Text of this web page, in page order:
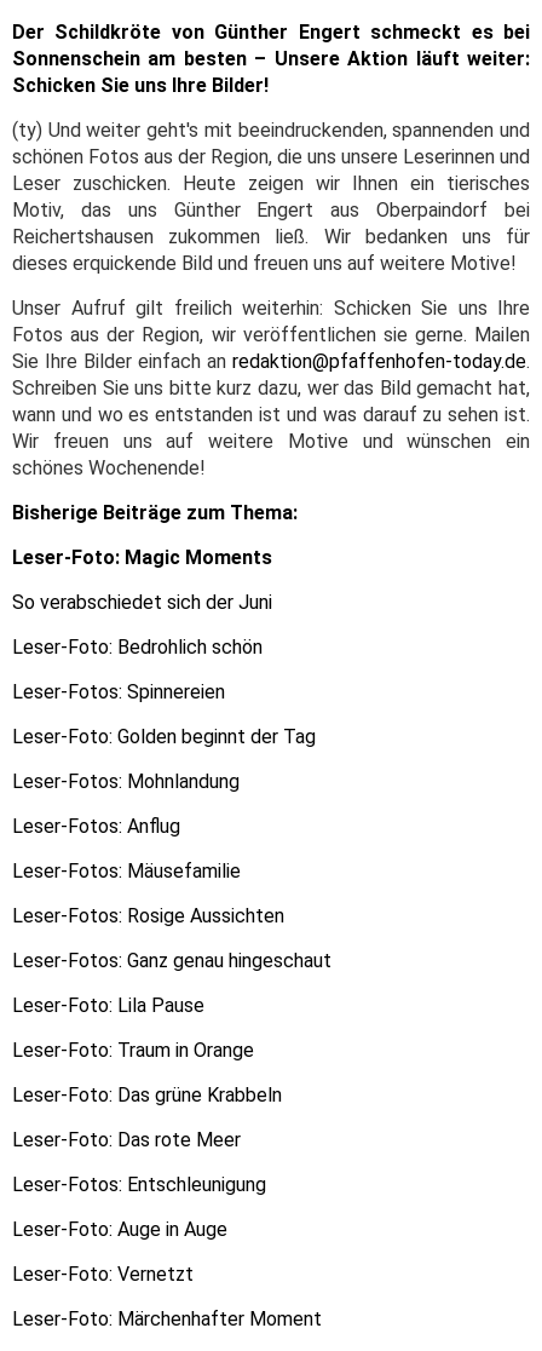
Der Schildkröte von Günther Engert schmeckt es bei
Sonnenschein am besten – Unsere Aktion läuft weiter:
Schicken Sie uns Ihre Bilder!
(ty) Und weiter geht's mit beeindruckenden, spannenden und
schönen Fotos aus der Region, die uns unsere Leserinnen und
Leser zuschicken. Heute zeigen wir Ihnen ein tierisches
Motiv, das uns Günther Engert aus Oberpaindorf bei
Reichertshausen zukommen ließ. Wir bedanken uns für
dieses erquickende Bild und freuen uns auf weitere Motive!
Unser Aufruf gilt freilich weiterhin: Schicken Sie uns Ihre
Fotos aus der Region, wir veröffentlichen sie gerne. Mailen
Sie Ihre Bilder einfach an redaktion@pfaffenhofen-today.de.
Schreiben Sie uns bitte kurz dazu, wer das Bild gemacht hat,
wann und wo es entstanden ist und was darauf zu sehen ist.
Wir freuen uns auf weitere Motive und wünschen ein
schönes Wochenende!
Bisherige Beiträge zum Thema:
Leser-Foto: Magic Moments
So verabschiedet sich der Juni
Leser-Foto: Bedrohlich schön
Leser-Fotos: Spinnereien
Leser-Foto: Golden beginnt der Tag
Leser-Fotos: Mohnlandung
Leser-Fotos: Anflug
Leser-Fotos: Mäusefamilie
Leser-Fotos: Rosige Aussichten
Leser-Fotos: Ganz genau hingeschaut
Leser-Foto: Lila Pause
Leser-Foto: Traum in Orange
Leser-Foto: Das grüne Krabbeln
Leser-Foto: Das rote Meer
Leser-Fotos: Entschleunigung
Leser-Foto: Auge in Auge
Leser-Foto: Vernetzt
Leser-Foto: Märchenhafter Moment